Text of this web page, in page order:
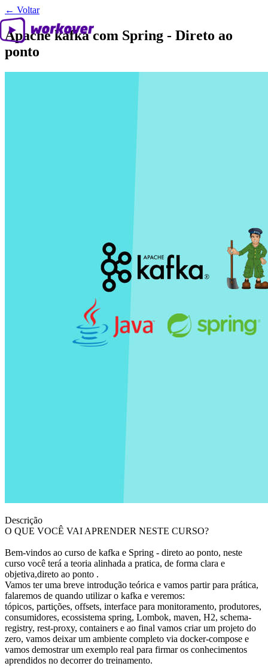
← Voltar
Apache kafka com Spring - Direto ao
ponto
Descrição
O QUE VOCÊ VAI APRENDER NESTE CURSO?
Bem-vindos ao curso de kafka e Spring - direto ao ponto, neste
curso você terá a teoria alinhada a pratica, de forma clara e
objetiva,direto ao ponto .
Vamos ter uma breve introdução teórica e vamos partir para prática,
falaremos de quando utilizar o kafka e veremos:
tópicos, partições, offsets, interface para monitoramento, produtores,
consumidores, ecossistema spring, Lombok, maven, H2, schema-
registry, rest-proxy, containers e ao final vamos criar um projeto do
zero, vamos deixar um ambiente completo via docker-compose e
vamos demostrar um exemplo real para firmar os conhecimentos
aprendidos no decorrer do treinamento.